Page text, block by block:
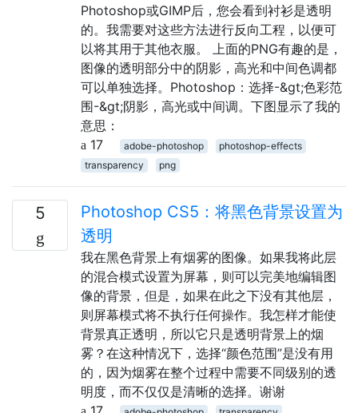
Photoshop或GIMP后，您会看到衬衫是透明
的。我需要对这些方法进行反向工程，以便可
以将其用于其他衣服。 上面的PNG有趣的是，
图像的透明部分中的阴影，高光和中间色调都
可以单独选择。Photoshop：选择-&gt;色彩范
围-&gt;阴影，高光或中间调。下图显示了我的
意思：
17
adobe-photoshop
photoshop-effects
transparency
png
5
Photoshop CS5：将黑色背景设置为
透明
我在黑色背景上有烟雾的图像。如果我将此层
的混合模式设置为屏幕，则可以完美地编辑图
像的背景，但是，如果在此之下没有其他层，
则屏幕模式将不执行任何操作。我怎样才能使
背景真正透明，所以它只是透明背景上的烟
雾？在这种情况下，选择“颜色范围”是没有用
的，因为烟雾在整个过程中需要不同级别的透
明度，而不仅仅是清晰的选择。谢谢